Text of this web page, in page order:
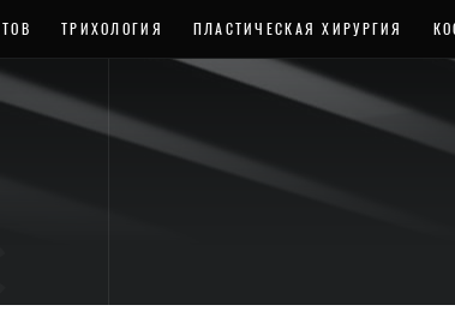
ТРИХОЛОГИЯ ПЛАСТИЧЕСКАЯ ХИРУРГИЯ